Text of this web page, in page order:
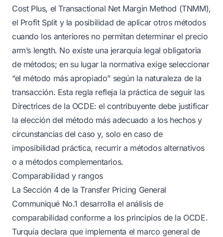
Cost Plus, el Transactional Net Margin Method (TNMM),
el Profit Split y la posibilidad de aplicar otros métodos
cuando los anteriores no permitan determinar el precio
arm’s length. No existe una jerarquía legal obligatoria
de métodos; en su lugar la normativa exige seleccionar
“el método más apropiado” según la naturaleza de la
transacción. Esta regla refleja la práctica de seguir las
Directrices de la OCDE: el contribuyente debe justificar
la elección del método más adecuado a los hechos y
circunstancias del caso y, solo en caso de
imposibilidad práctica, recurrir a métodos alternativos
o a métodos complementarios.
Comparabilidad y rangos
La Sección 4 de la Transfer Pricing General
Communiqué No.1 desarrolla el análisis de
comparabilidad conforme a los principios de la OCDE.
Turquía declara que implementa el marco general de